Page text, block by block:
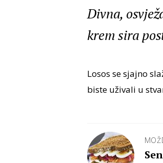
Divna,
krem sira
Losos se sjajno
biste uživali u